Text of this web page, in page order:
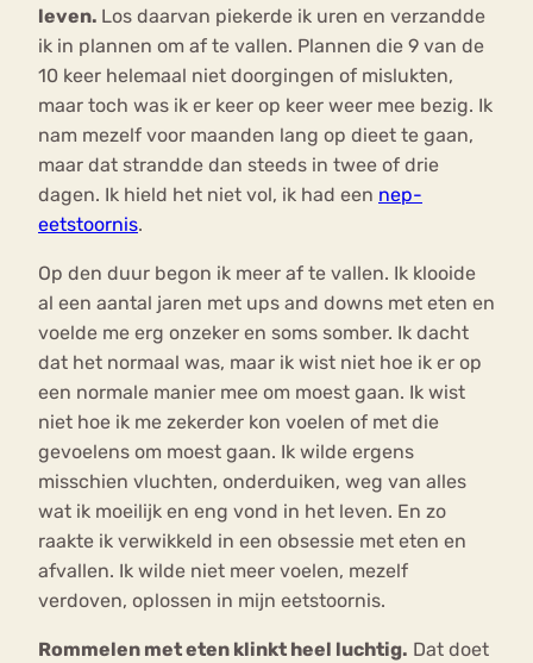
leven. Los daarvan piekerde ik uren en verzandde
ik in plannen om af te vallen. Plannen die 9 van de
10 keer helemaal niet doorgingen of mislukten,
maar toch was ik er keer op keer weer mee bezig. Ik
nam mezelf voor maanden lang op dieet te gaan,
maar dat strandde dan steeds in twee of drie
dagen. Ik hield het niet vol, ik had een nep-
eetstoornis.
Op den duur begon ik meer af te vallen. Ik klooide
al een aantal jaren met ups and downs met eten en
voelde me erg onzeker en soms somber. Ik dacht
dat het normaal was, maar ik wist niet hoe ik er op
een normale manier mee om moest gaan. Ik wist
niet hoe ik me zekerder kon voelen of met die
gevoelens om moest gaan. Ik wilde ergens
misschien vluchten, onderduiken, weg van alles
wat ik moeilijk en eng vond in het leven. En zo
raakte ik verwikkeld in een obsessie met eten en
afvallen. Ik wilde niet meer voelen, mezelf
verdoven, oplossen in mijn eetstoornis.
Rommelen met eten klinkt heel luchtig. Dat doet